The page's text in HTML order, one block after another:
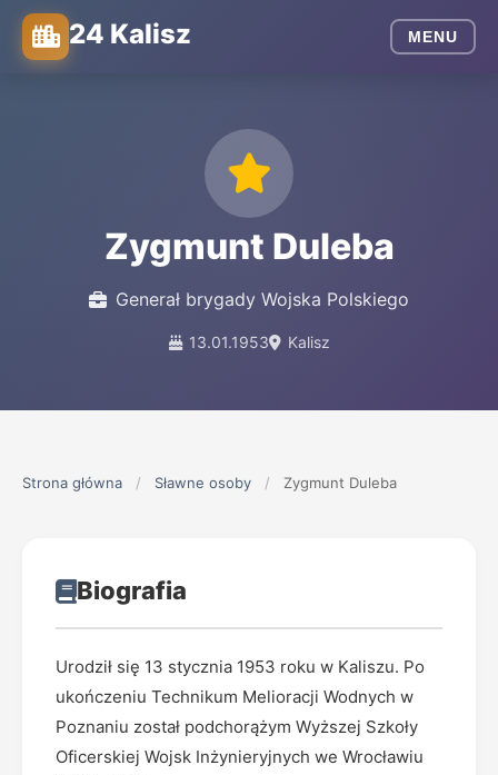
24 Kalisz MENU
Zygmunt Duleba
Generał brygady Wojska Polskiego
13.01.1953 Kalisz
Strona główna / Sławne osoby / Zygmunt Duleba
Biografia
Urodził się 13 stycznia 1953 roku w Kaliszu. Po
ukończeniu Technikum Melioracji Wodnych w
Poznaniu został podchorążym Wyższej Szkoły
Oficerskiej Wojsk Inżynieryjnych we Wrocławiu